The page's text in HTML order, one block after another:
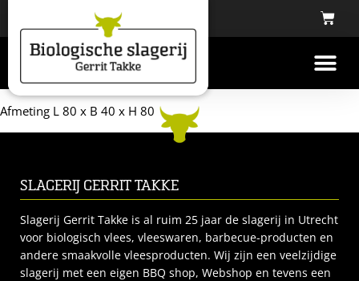
Afmeting L 80 x B 40 x H 80
SLAGERIJ GERRIT TAKKE
Slagerij Gerrit Takke is al ruim 25 jaar de slagerij in Utrecht
voor biologisch vlees, vleeswaren, barbecue-producten en
andere smaakvolle vleesproducten. Wij zijn een veelzijdige
slagerij met een eigen BBQ shop, Webshop en tevens een